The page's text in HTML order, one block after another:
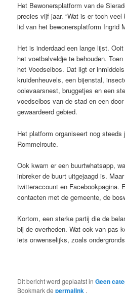
Het Bewonersplatform van de
precies vijf jaar. “Wat is er toch
lid van het bewonersplatform Ingrid
Het is inderdaad een lange lijst.
het voetbalveldje te behouden.
het Voedselbos. Dat ligt er
kruidenheuvels, een bijenstal,
ooievaarsnest, bruggetjes en een
voedselbos van de stad en een
gewaardeerd gebied.
Het platform organiseert nog
Rommelroute.
Ook kwam er een buurtwhatsapp,
inbreker de buurt uitgejaagd is.
twitteraccount en Facebookpagina.
contacten met de gemeente, de
Kortom, een sterke partij die de
bij de overheden. Wat ook van pas
iets onwenselijks, zoals
Dit bericht werd geplaatst inGeen
Bookmark depermalink .